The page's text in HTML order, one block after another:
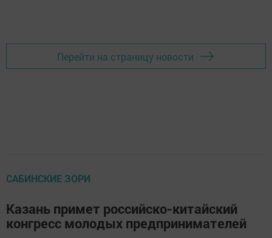
Перейти на страницу новости
САБИНСКИЕ ЗОРИ
Казань примет российско-китайский
конгресс молодых предпринимателей